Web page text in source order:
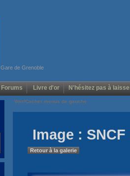
Gare de Grenoble
Forums Livre d'or N'hésitez pas à
Voir/Cacher menus de gauche
Image :
Retour à la galerie